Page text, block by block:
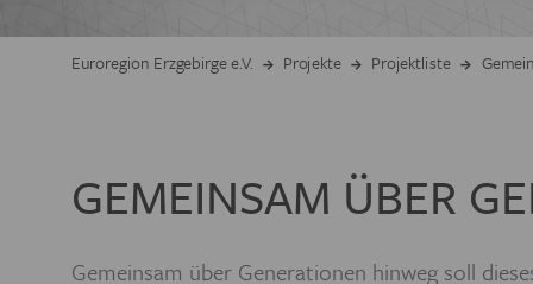
ZIELSETZUNG
Euroregion Erzgebirge e.V. Projekte Projektliste
GEMEINSAM ÜBER
Gemeinsam über Generationen hinweg soll